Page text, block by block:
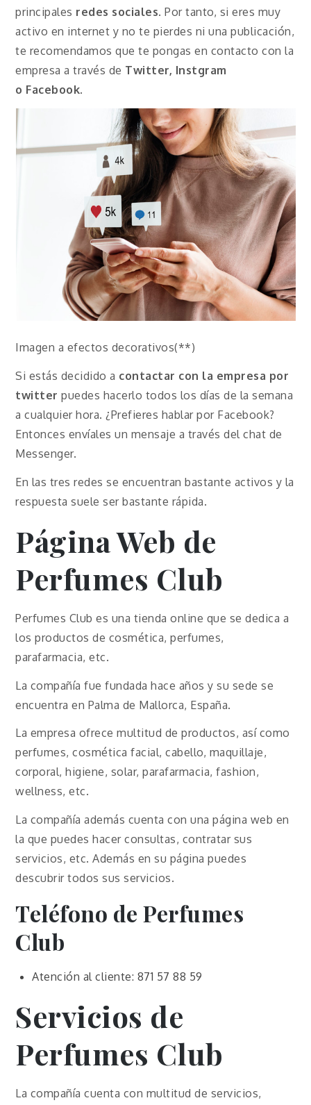
principales redes sociales. Por tanto, si eres muy
activo en internet y no te pierdes ni una publicación,
te recomendamos que te pongas en contacto con la
empresa a través de Twitter, Instgram
o Facebook.
Imagen a efectos decorativos(**)
Si estás decidido a contactar con la empresa por
twitter puedes hacerlo todos los días de la semana
a cualquier hora. ¿Prefieres hablar por Facebook?
Entonces envíales un mensaje a través del chat de
Messenger.
En las tres redes se encuentran bastante activos y la
respuesta suele ser bastante rápida.
Página Web de
Perfumes Club
Perfumes Club es una tienda online que se dedica a
los productos de cosmética, perfumes,
parafarmacia, etc.
La compañía fue fundada hace años y su sede se
encuentra en Palma de Mallorca, España.
La empresa ofrece multitud de productos, así como
perfumes, cosmética facial, cabello, maquillaje,
corporal, higiene, solar, parafarmacia, fashion,
wellness, etc.
La compañía además cuenta con una página web en
la que puedes hacer consultas, contratar sus
servicios, etc. Además en su página puedes
descubrir todos sus servicios.
Teléfono de Perfumes
Club
Atención al cliente: 871 57 88 59
Servicios de
Perfumes Club
La compañía cuenta con multitud de servicios,